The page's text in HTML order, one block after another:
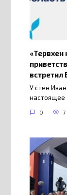
«Тервхен
встретил
У стен
настоящее
0 7